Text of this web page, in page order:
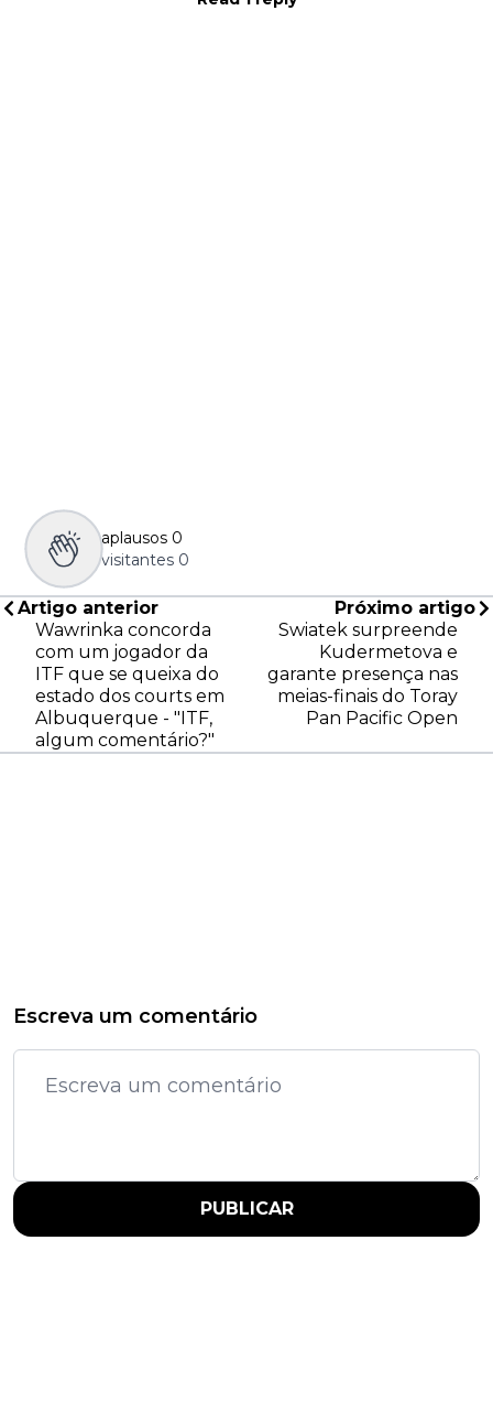
aplausos 0
visitantes 0
Artigo anterior
Wawrinka concorda
com um jogador da
ITF que se queixa do
estado dos courts em
Albuquerque - "ITF,
algum comentário?"
Próximo artigo
Swiatek surpreende
Kudermetova e
garante presença nas
meias-finais do Toray
Pan Pacific Open
Escreva um comentário
PUBLICAR